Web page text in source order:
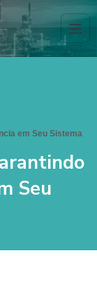
em Seu Sistema
Seu